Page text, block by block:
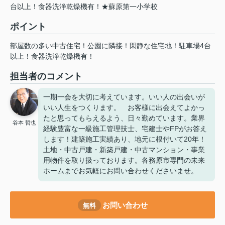
台以上！食器洗浄乾燥機有！★蘇原第一小学校
ポイント
部屋数の多い中古住宅！公園に隣接！閑静な住宅地！駐車場4台
以上！食器洗浄乾燥機有！
担当者のコメント
谷本 哲也
一期一会を大切に考えています。いい人の出会いが
いい人生をつくります。 お客様に出会えてよかっ
たと思ってもらえるよう、日々勤めています。業界
経験豊富な一級施工管理技士、宅建士やFPがお答え
します！建築施工実績あり、地元に根付いて20年！
土地・中古戸建・新築戸建・中古マンション・事業
用物件を取り扱っております。各務原市専門の未来
ホームまでお気軽にお問い合わせくださいませ。
無料 お問い合わせ